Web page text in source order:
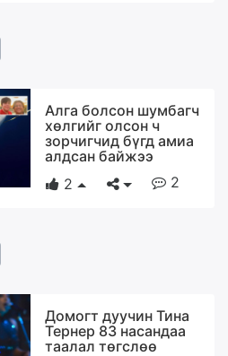
Алга болсон шумбагч
хөлгийг олсон ч
зорчигчид бүгд амиа
алдсан байжээ
2
2
Домогт дуучин Тина
Тернер 83 насандаа
таалал төгслөө